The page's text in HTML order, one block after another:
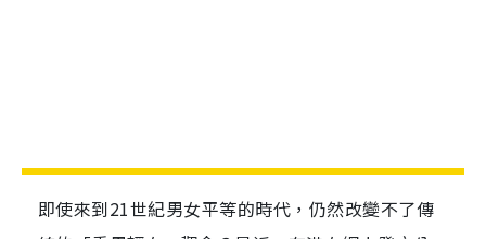
即使來到21世紀男女平等的時代，仍然改變不了傳